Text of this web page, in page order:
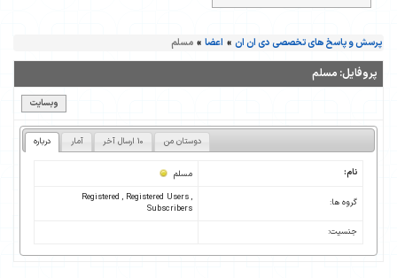
پرسش و پاسخ های تخصصی دی ان ان » اعضا » مسلم
پروفایل: مسلم
وبسایت
درباره آمار 10 ارسال آخر دوستان من
نام: مسلم
گروه ها:
Registered , Registered Users ,
Subscribers
جنسیت: